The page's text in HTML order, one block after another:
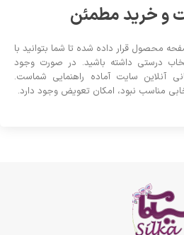
و خرید مطمئن
محصول قرار داده شده تا شما بتوانید با
درستی داشته باشید. در صورت وجود
آنلاین سایت آماده راهنمایی شماست.
مناسب نبود، امکان تعویض وجود دارد.